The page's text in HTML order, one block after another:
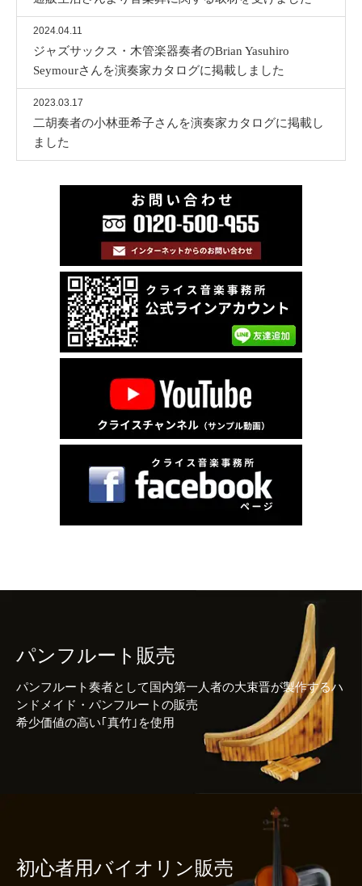
2024.04.11
ジャズサックス・木管楽器奏者のBrian Yasuhiro
Seymourさんを演奏家カタログに掲載しました
2023.03.17
二胡奏者の小林亜希子さんを演奏家カタログに掲載し
ました
パンフルート販売
パンフルート奏者として国内第一人者の大束晋が製作するハ
ンドメイド・パンフルートの販売
希少価値の高い｢真竹｣を使用
初心者用バイオリン販売